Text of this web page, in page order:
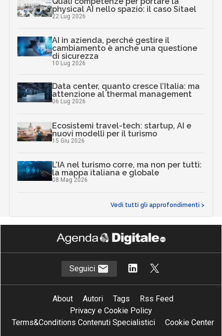
physical AI nello spazio: il caso Sitael
22 Lug 2026
AI in azienda, perché gestire il
cambiamento è anche una questione
di sicurezza
10 Lug 2026
Data center, quanto cresce l’Italia: ma
attenzione al thermal management
06 Lug 2026
Ecosistemi travel-tech: startup, AI e
nuovi modelli per il turismo
15 Giu 2026
L’IA nel turismo corre, ma non per tutti:
la mappa italiana e globale
08 Mag 2026
Vedi tutti gli approfondimenti >
Seguici
About Autori Tags
Rss Feed
Privacy e Cookie Policy
Terms&Conditions Contenuti Specialistici
Cookie Center